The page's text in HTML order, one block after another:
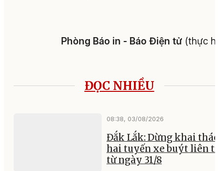
Phòng Báo in - Báo Điện tử (thực
ĐỌC NHIỀU
08:38, 03/08/2026
Đắk Lắk: Dừng khai thác
hai tuyến xe buýt liên
từ ngày 31/8